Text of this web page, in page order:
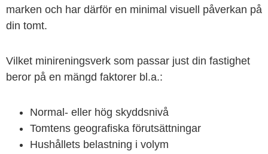
marken och har därför en minimal visuell påverkan på
din tomt.
Vilket minireningsverk som passar just din fastighet
beror på en mängd faktorer bl.a.:
Normal- eller hög skyddsnivå
Tomtens geografiska förutsättningar
Hushållets belastning i volym